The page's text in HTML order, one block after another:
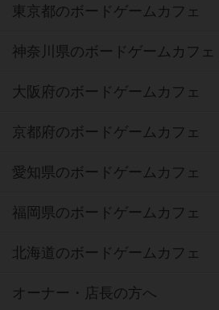
東京都のボードゲームカフェ
神奈川県のボードゲームカフェ
大阪府のボードゲームカフェ
京都府のボードゲームカフェ
愛知県のボードゲームカフェ
福岡県のボードゲームカフェ
北海道のボードゲームカフェ
オーナー・店長の方へ